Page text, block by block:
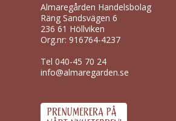
Almaregården Handelsbolag
Räng Sandsvägen 6
236 61 Höllviken
Org.nr: 916764-4237
Tel040-45 70 24
info@almaregarden.se